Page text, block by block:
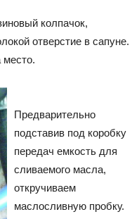
колпачок,
отверстие в сапуне.
место.
Предварительно
подставив под коробку
передач емкость для
сливаемого масла,
откручиваем
маслосливную пробку.